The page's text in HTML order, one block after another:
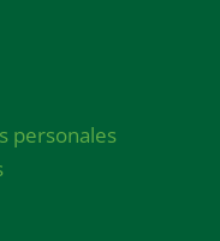
personales